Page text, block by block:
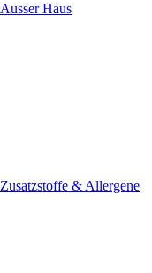
Ausser Haus
Zusatzstoffe & Allergene